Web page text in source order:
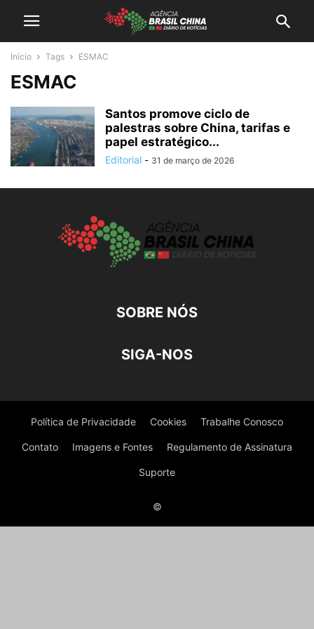
Início Tags ESMAC
ESMAC
Santos promove ciclo de
palestras sobre China, tarifas e
papel estratégico...
Editorial - 31 de março de 2026
SOBRE NÓS
SIGA-NOS
Política de Privacidade Cookies Trabalhe Conosco
Contato Imagens e Fontes Regulamento de Assinatura
Suporte
©